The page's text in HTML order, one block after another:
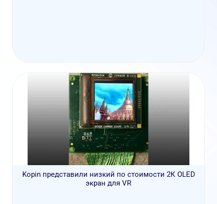
Kopin представили низкий по стоимости 2К OLED
экран для VR